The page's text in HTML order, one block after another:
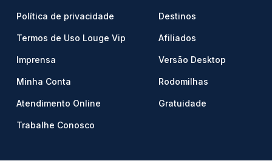
Política de privacidade
Termos de Uso Louge Vip
Imprensa
Minha Conta
Atendimento Online
Trabalhe Conosco
Destinos
Afiliados
Versão Desktop
Rodomilhas
Gratuidade